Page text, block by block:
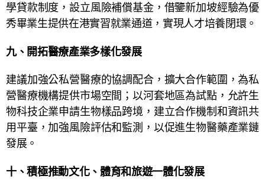
學貸款制度，設立風險補償基金，借鑒新加坡經驗為優
秀畢業生提供在港實習就業通道，實現人才培養閉環。
九、 開拓醫療產業多樣化發展
建議加強公私營醫療的協調配合，擴大合作範圍，為私
營醫療機構提供市場空間；以河套地區為試點，允許生
物科技企業申請生物樣品跨境，建立合作機制和資訊共
用平臺，加強風險評估和監測，以促進生物醫藥產業鏈
發展。
十、積極推動文化、體育和旅遊一體化發展